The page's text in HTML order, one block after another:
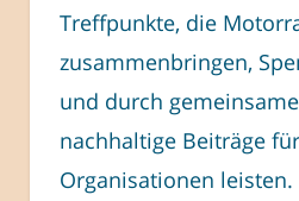
Treffpunkte, die
zusammenbringen,
und durch
nachhaltige Beiträge
Organisationen leisten.